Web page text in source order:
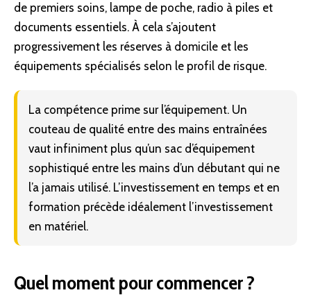
de premiers soins, lampe de poche, radio à piles et
documents essentiels. À cela s’ajoutent
progressivement les réserves à domicile et les
équipements spécialisés selon le profil de risque.
La compétence prime sur l’équipement. Un
couteau de qualité entre des mains entraînées
vaut infiniment plus qu’un sac d’équipement
sophistiqué entre les mains d’un débutant qui ne
l’a jamais utilisé. L’investissement en temps et en
formation précède idéalement l’investissement
en matériel.
Quel moment pour commencer ?